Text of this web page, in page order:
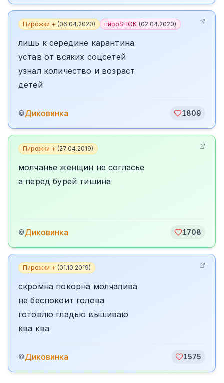
Пирожки + (06.04.2020) пироSHOK (02.04.2020)
лишь к середине карантина
устав от всяких соцсетей
узнал количество и возраст
детей
©Диковинка 1809
Пирожки + (27.04.2019)
молчанье женщин не согласье
а перед бурей тишина
©Диковинка 1708
Пирожки + (01.10.2019)
скромна покорна молчалива
не беспокоит голова
готовлю гладью вышиваю
ква ква
©Диковинка 1575